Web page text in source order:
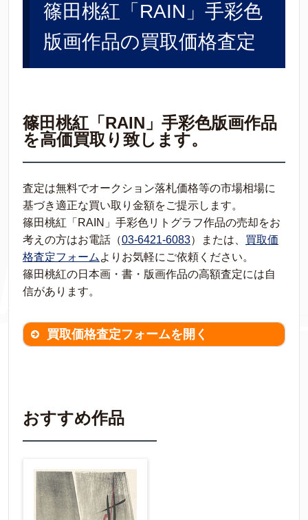
篠田桃紅「RAIN」手彩色
版画作品の買取価格査定
篠田桃紅「RAIN」手彩色版画作品
を高価買取り致します。
査定は無料でオークション落札価格等の市場相場に
基づき適正な買い取り金額をご提示します。
篠田桃紅「RAIN」手彩色リトグラフ作品の売却をお
考えの方はお電話（03-6421-6083）または、 買取価
格査定フォーム よりお気軽にご依頼ください。
篠田桃紅の日本画・書・版画作品の高額査定には自
信があります。
買取価格査定フォームを開く
※不明な項目は空欄で結構です。
▼
作品の作家名 【任意】
おすすめ作品